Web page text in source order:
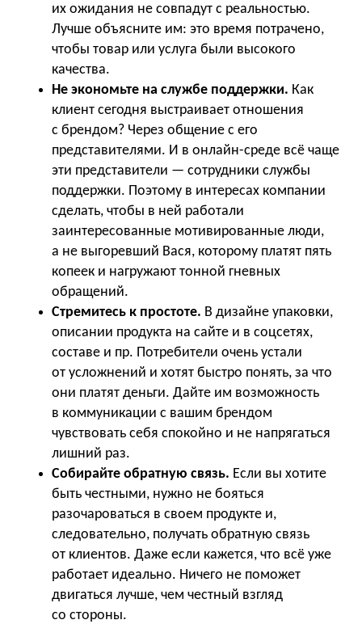
их ожидания не совпадут с реальностью.
Лучше объясните им: это время потрачено,
чтобы товар или услуга были высокого
качества.
Не экономьте на службе поддержки. Как
клиент сегодня выстраивает отношения
с брендом? Через общение с его
представителями. И в онлайн-среде всё чаще
эти представители — сотрудники службы
поддержки. Поэтому в интересах компании
сделать, чтобы в ней работали
заинтересованные мотивированные люди,
а не выгоревший Вася, которому платят пять
копеек и нагружают тонной гневных
обращений.
Стремитесь к простоте. В дизайне упаковки,
описании продукта на сайте и в соцсетях,
составе и пр. Потребители очень устали
от усложнений и хотят быстро понять, за что
они платят деньги. Дайте им возможность
в коммуникации с вашим брендом
чувствовать себя спокойно и не напрягаться
лишний раз.
Собирайте обратную связь. Если вы хотите
быть честными, нужно не бояться
разочароваться в своем продукте и,
следовательно, получать обратную связь
от клиентов. Даже если кажется, что всё уже
работает идеально. Ничего не поможет
двигаться лучше, чем честный взгляд
со стороны.